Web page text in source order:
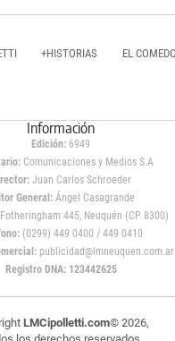
+HISTORIAS EL
Información
Edición: 6949
Comunicaciones y Medios S.A
Juan Carlos Schroeder
General:Ángel Casagrande
445, Neuquén (CP 8300)
(0299) 449 0400 / 449 0410
publicidad@lmneuquen.com.ar
Registro DNA: 123442625
LMCipolletti.com© 2026,